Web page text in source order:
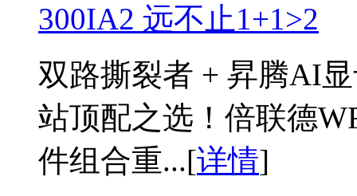
300IA2 远不止1+1>2
双路撕裂者 + 昇腾AI
站顶配之选！倍联德
件组合重...[详情]